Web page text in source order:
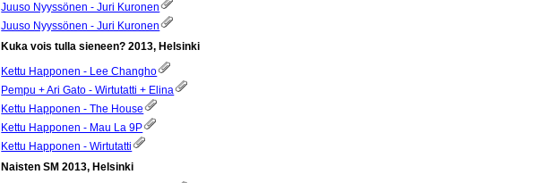
Juuso Nyyssönen - Juri Kuronen
Juuso Nyyssönen - Juri Kuronen
Kuka vois tulla sieneen? 2013, Helsinki
Kettu Happonen - Lee Changho
Pempu + Ari Gato - Wirtutatti + Elina
Kettu Happonen - The House
Kettu Happonen - Mau La 9P
Kettu Happonen - Wirtutatti
Naisten SM 2013, Helsinki